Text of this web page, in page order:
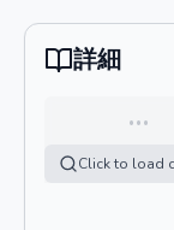
詳細
…
Click to load